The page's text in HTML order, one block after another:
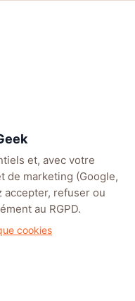
et, avec votre
de marketing (Google,
accepter, refuser ou
au RGPD.
cookies